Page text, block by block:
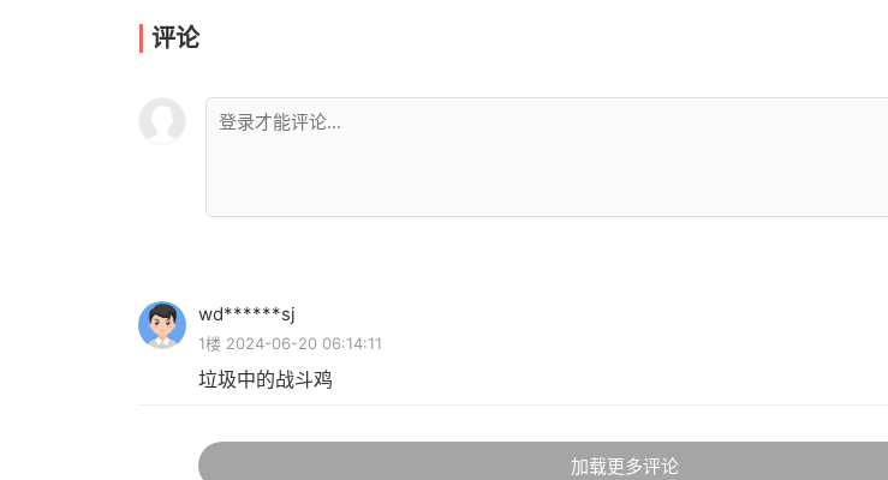
评论
wd******sj
1楼 2024-06-20 06:14:11
垃圾中的战斗鸡
加载更多评论